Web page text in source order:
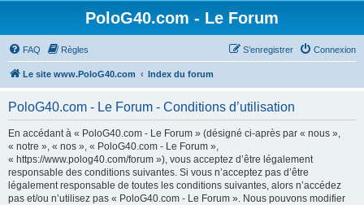
PoloG40.com - Le Forum
FAQ Règles Connexion
S’enregistrer
Le site www.PoloG40.com Index du forum
PoloG40.com - Le Forum - Conditions d’utilisation
En accédant à « PoloG40.com - Le Forum » (désigné ci-après par « nous »,
« notre », « nos », « PoloG40.com - Le Forum »,
« https://www.polog40.com/forum »), vous acceptez d’être légalement
responsable des conditions suivantes. Si vous n’acceptez pas d’être
légalement responsable de toutes les conditions suivantes, alors n’accédez
pas et/ou n’utilisez pas « PoloG40.com - Le Forum ». Nous pouvons modifier